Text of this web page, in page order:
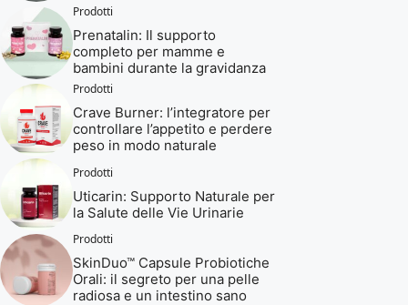
Prodotti
Prenatalin: Il supporto
completo per mamme e
bambini durante la gravidanza
Prodotti
Crave Burner: l’integratore per
controllare l’appetito e perdere
peso in modo naturale
Prodotti
Uticarin: Supporto Naturale per
la Salute delle Vie Urinarie
Prodotti
SkinDuo™ Capsule Probiotiche
Orali: il segreto per una pelle
radiosa e un intestino sano